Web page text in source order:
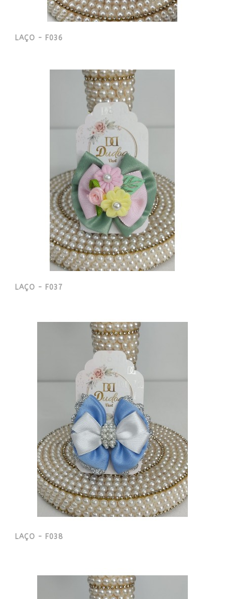
LAÇO - F036
LAÇO - F037
LAÇO - F038